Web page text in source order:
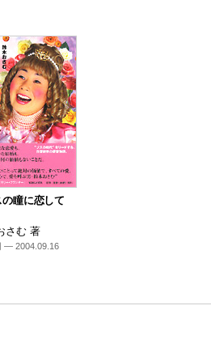
の瞳に恋して
さむ 著
— 2004.09.16